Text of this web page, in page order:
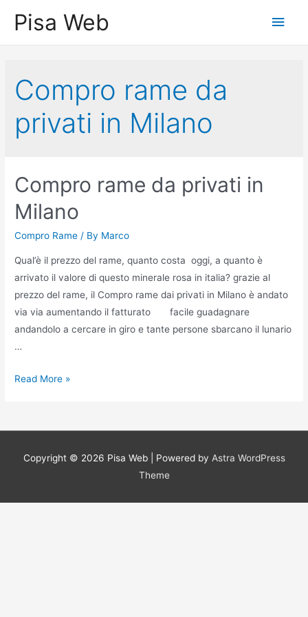
Pisa Web
Main
Compro rame da
privati in Milano
Compro rame da privati in
Milano
Compro Rame / By Marco
Qual’è il prezzo del rame, quanto costa oggi, a quanto è
arrivato il valore di questo minerale rosa in italia? grazie al
prezzo del rame, il Compro rame dai privati in Milano è andato
via via aumentando il fatturato facile guadagnare
andandolo a cercare in giro e tante persone sbarcano il lunario
…
Compro
privati
Milano
Read More »
Copyright © 2026 Pisa Web| Powered by Astra WordPress
Theme